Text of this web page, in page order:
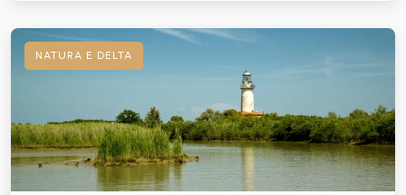
NATURA E DELTA